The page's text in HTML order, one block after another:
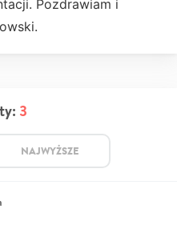
Pozdrawiam i
3
NAJWYŻSZE